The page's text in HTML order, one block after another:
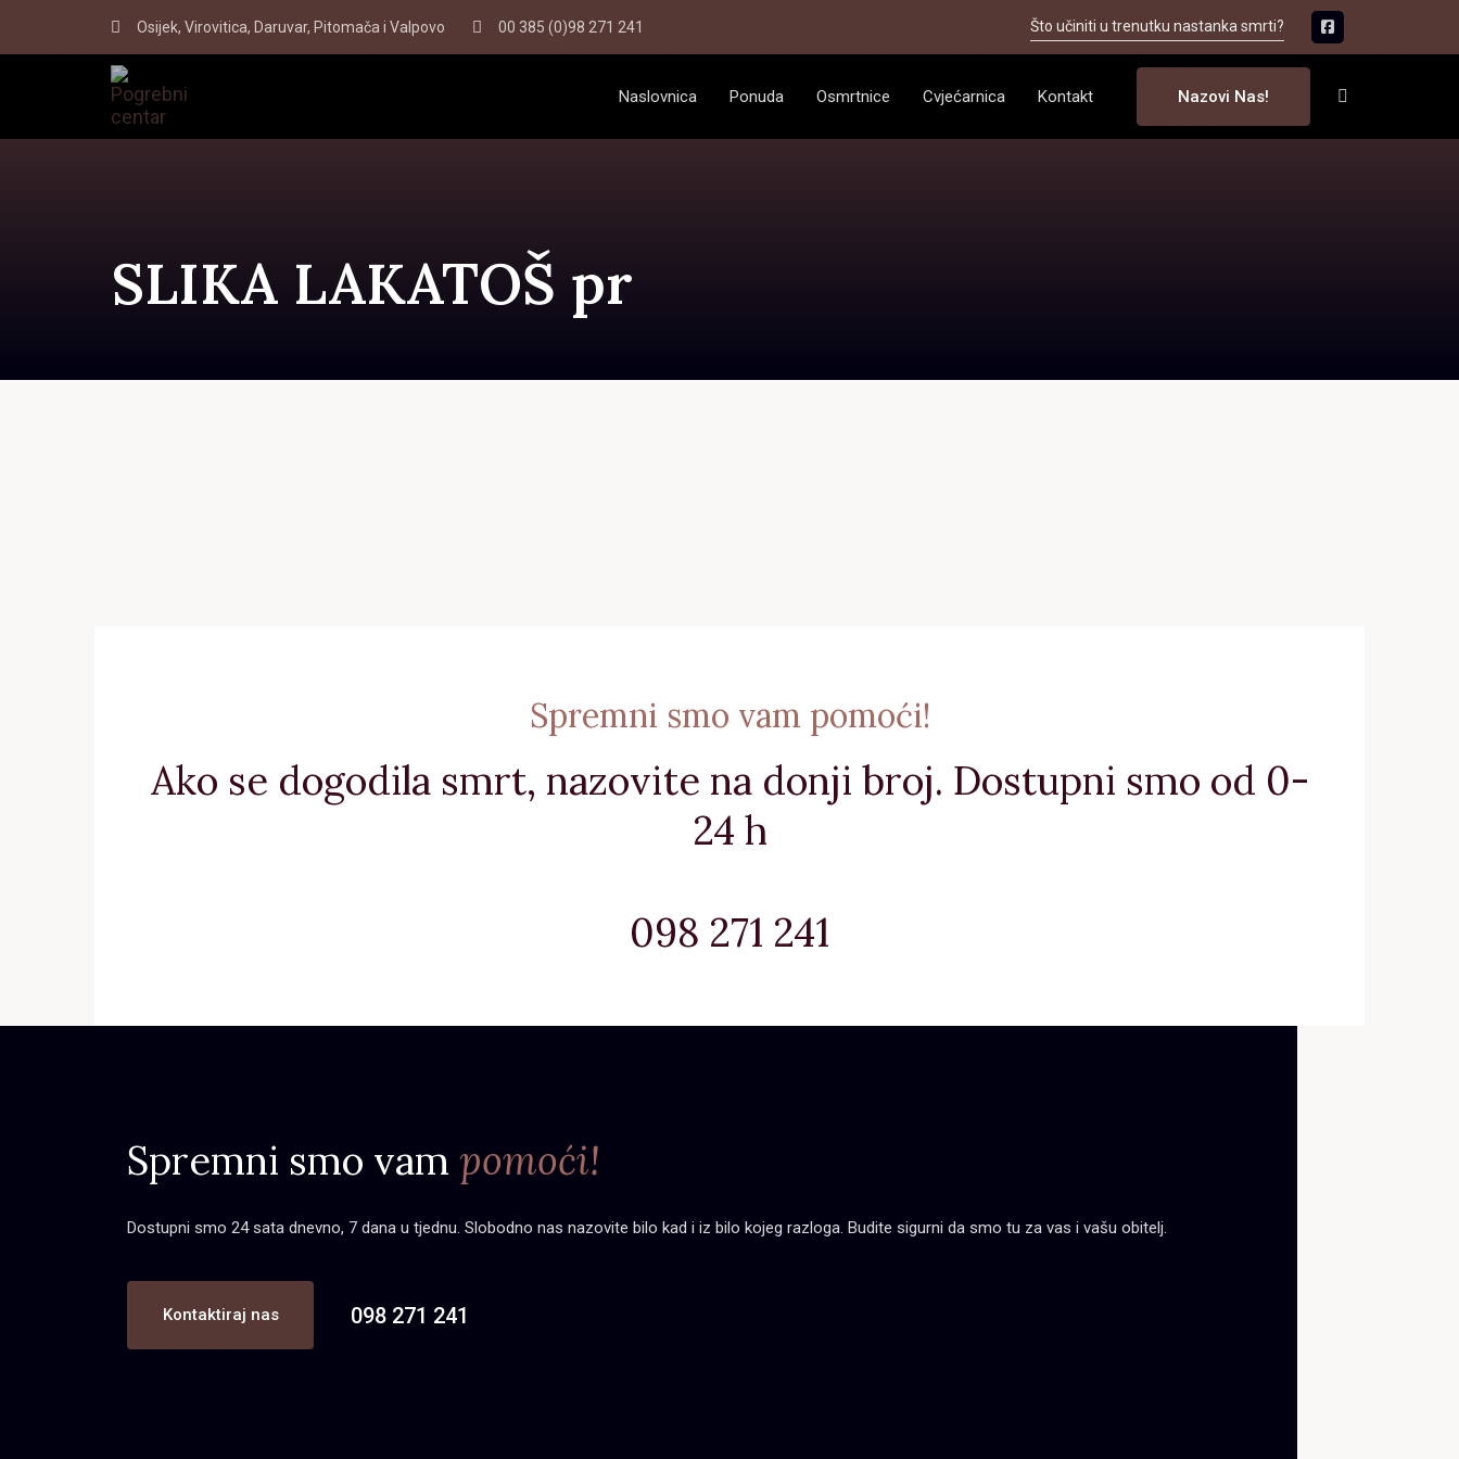
Osijek, Virovitica, Daruvar, Pitomača i Valpovo 00 385 (0)98 271 241 Što učiniti u trenutku nastanka smrti?
Naslovnica Ponuda Osmrtnice Cvjećarnica Kontakt Nazovi Nas!
SLIKA LAKATOŠ pr
Spremni smo vam pomoći!
Ako se dogodila smrt, nazovite na donji broj. Dostupni smo od 0-
24 h
098 271 241
Spremni smo vam pomoći!
Dostupni smo 24 sata dnevno, 7 dana u tjednu. Slobodno nas nazovite bilo kad i iz bilo kojeg razloga. Budite sigurni da smo tu za vas i vašu obitelj.
Kontaktiraj nas 098 271 241